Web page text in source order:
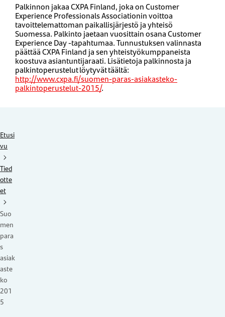
Palkinnon jakaa CXPA Finland, joka on Customer
Experience Professionals Associationin voittoa
tavoittelemattoman paikallisjärjestö ja yhteisö
Suomessa. Palkinto jaetaan vuosittain osana Customer
Experience Day -tapahtumaa. Tunnustuksen valinnasta
päättää CXPA Finland ja sen yhteistyökumppaneista
koostuva asiantuntijaraati. Lisätietoja palkinnosta ja
palkintoperustelut löytyvät täältä:
http://www.cxpa.fi/suomen-paras-asiakasteko-
palkintoperustelut-2015/.
Etusi
vu
Tied
otte
et
Suo
men
para
s
asiak
aste
ko
201
5